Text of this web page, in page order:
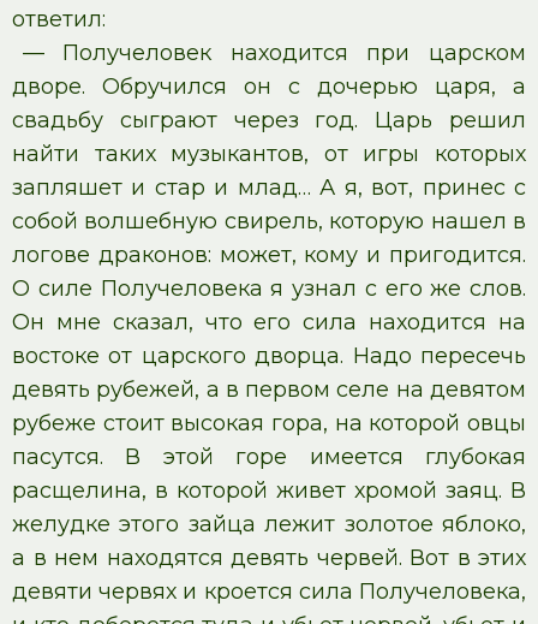
ответил:
— Получеловек находится при царском
дворе. Обручился он с дочерью царя, а
свадьбу сыграют через год. Царь решил
найти таких музыкантов, от игры которых
запляшет и стар и млад… А я, вот, принес с
собой волшебную свирель, которую нашел в
логове драконов: может, кому и пригодится.
О силе Получеловека я узнал с его же слов.
Он мне сказал, что его сила находится на
востоке от царского дворца. Надо пересечь
девять рубежей, а в первом селе на девятом
рубеже стоит высокая гора, на которой овцы
пасутся. В этой горе имеется глубокая
расщелина, в которой живет хромой заяц. В
желудке этого зайца лежит золотое яблоко,
а в нем находятся девять червей. Вот в этих
девяти червях и кроется сила Получеловека,